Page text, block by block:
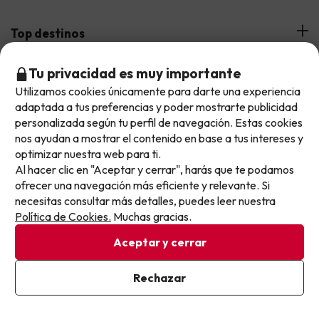
No llegas tarde: llegas al siguiente.
Este chollo ya ha caducado, pero cada día lanzamos
nuevas oportunidades para viajar mejor y pagar
menos.
Apúntate y que el próximo no se te escape.
Pon tu mejor e-mail
Ya estoy suscrito
Al suscribirte, confirmas haber leído y estar de acuerdo con la
¿Quiénes somos?
Buscounchollo en los medios
Blog
Web Corporativa
Proveedores
Opiniones de nuestros clientes
Top destinos
Hoteles Andalucía
Hoteles Andorra
Hoteles Cataluña
Hoteles Portugal
Hoteles Valencia
Hoteles Galicia
Top viajes destacados
Viajes con Niños
Viajes de Ciudad
Viajes de Novios
Viajes con mascotas
Chollos con Todo Incluido
Chollos en la playa
Chollos con Vuelo Incluido
Top fechas destacadas
Verano
Puente de Agosto
Vacaciones en Agosto
Vacaciones en Septiembre
Info y ayuda
Contáctanos
Preguntas frecuentes
Descarga GRATIS nuestra app
Más de 3 MILLONES de descargas y una valoración de 4,7/5.
Tu privacidad es muy importante
Utilizamos cookies únicamente para darte una experiencia
adaptada a tus preferencias y poder mostrarte publicidad
personalizada según tu perfil de navegación. Estas cookies
nos ayudan a mostrar el contenido en base a tus intereses y
optimizar nuestra web para ti.
Al hacer clic en "Aceptar y cerrar", harás que te podamos
ofrecer una navegación más eficiente y relevante. Si
necesitas consultar más detalles, puedes leer nuestra
Política de Cookies. Muchas gracias.
Aceptar y cerrar
Rechazar